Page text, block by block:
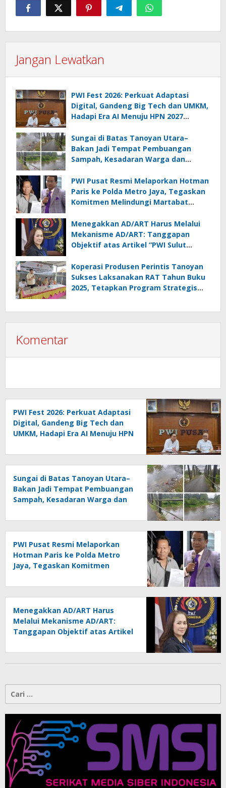
Jangan Lewatkan
PWI Fest 2026: Perkuat Adaptasi
Digital, Gandeng Big Tech dan UMKM,
Hadapi Era AI Menuju HPN 2027
Sungai di Batas Tanoyan Utara–
Bakan Jadi Tempat Pembuangan
Sampah, Kesadaran Warga dan
PWI Pusat Resmi Melaporkan Hotman
Paris ke Polda Metro Jaya, Tegaskan
Komitmen Melindungi Martabat
Menegakkan AD/ART Harus Melalui
Mekanisme AD/ART: Tanggapan
Objektif atas Artikel “PWI Sulut
Melanggar Aturan”
Koperasi Produsen Perintis Tanoyan
Sukses Laksanakan RAT Tahun Buku
2025, Tetapkan Program Strategis
Komentar
PWI Fest 2026: Perkuat Adaptasi
Digital, Gandeng Big Tech dan
UMKM, Hadapi Era AI Menuju HPN
Sungai di Batas Tanoyan Utara–
Bakan Jadi Tempat Pembuangan
Sampah, Kesadaran Warga dan
Dipertanyakan
PWI Pusat Resmi Melaporkan
Hotman Paris ke Polda Metro
Jaya, Tegaskan Komitmen
Menegakkan AD/ART Harus
Melalui Mekanisme AD/ART:
Tanggapan Objektif atas Artikel
Konspirasi Melanggar Aturan”
Cari